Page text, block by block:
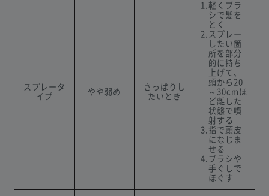
スプレータ
イプ
やや弱め
さっぱりし
たいとき
1.軽くブラ
シで髪を
とく
2.スプレー
したい箇
所を部分
的に持ち
上げて、
頭から20
～30cmほ
ど離した
状態で噴
射する
3.指で頭皮
になじま
せる
4.ブラシや
手ぐしで
ほぐす